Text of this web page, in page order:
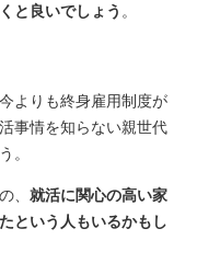
と良いでしょう 。
よりも終身雇用制度が
事情を知らない親世代
。
、 就活に関心の高い家
という人もいるかもし